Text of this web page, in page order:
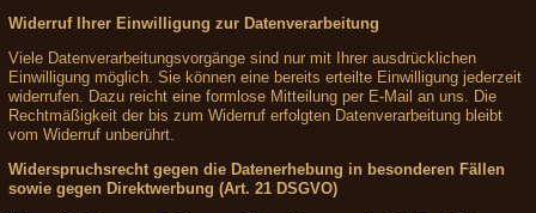
Widerruf Ihrer Einwilligung zur Datenverarbeitung
Viele Datenverarbeitungsvorgänge sind nur mit Ihrer ausdrücklichen
Einwilligung möglich. Sie können eine bereits erteilte Einwilligung jederzeit
widerrufen. Dazu reicht eine formlose Mitteilung per E-Mail an uns. Die
Rechtmäßigkeit der bis zum Widerruf erfolgten Datenverarbeitung bleibt
vom Widerruf unberührt.
Widerspruchsrecht gegen die Datenerhebung in besonderen Fällen
sowie gegen Direktwerbung (Art. 21 DSGVO)